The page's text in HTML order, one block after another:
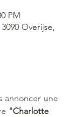
PM
Overijse,
annoncer une
"Charlotte